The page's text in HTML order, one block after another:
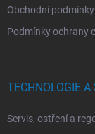
Obchodní podmínky
Podmínky ochrany
TECHNOLOGIE A
Servis, ostření a